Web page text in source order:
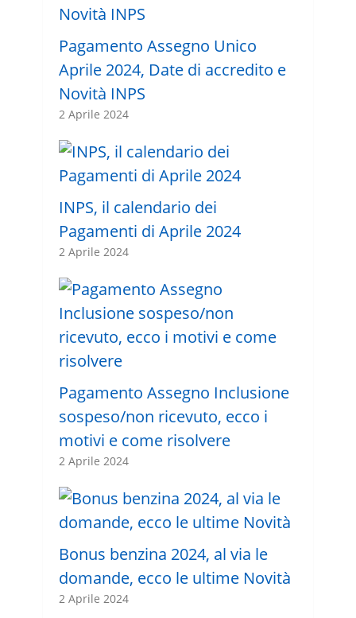
Pagamento Assegno Unico
Aprile 2024, Date di accredito e
Novità INPS
2 Aprile 2024
INPS, il calendario dei
Pagamenti di Aprile 2024
2 Aprile 2024
Pagamento Assegno Inclusione
sospeso/non ricevuto, ecco i
motivi e come risolvere
2 Aprile 2024
Bonus benzina 2024, al via le
domande, ecco le ultime Novità
2 Aprile 2024